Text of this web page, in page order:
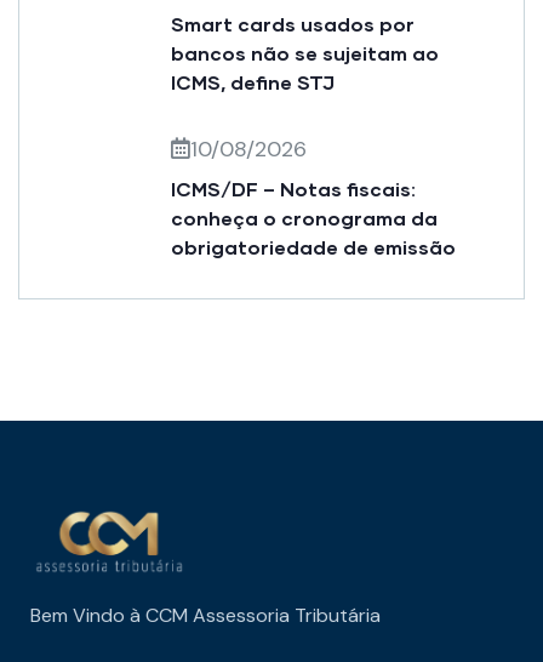
Smart cards usados por
bancos não se sujeitam ao
ICMS, define STJ
10/08/2026
ICMS/DF – Notas fiscais:
conheça o cronograma da
obrigatoriedade de emissão
Bem Vindo à CCM Assessoria Tributária